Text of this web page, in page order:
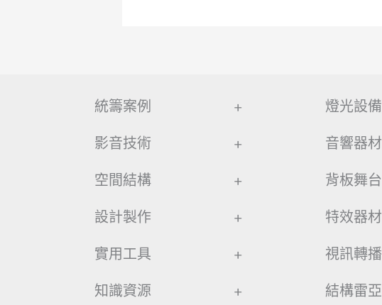
統籌案例 +
影音技術 +
空間結構 +
設計製作 +
實用工具 +
知識資源 +
燈光設備
音響器材
背板舞台
特效器材
視訊轉播
結構雷亞